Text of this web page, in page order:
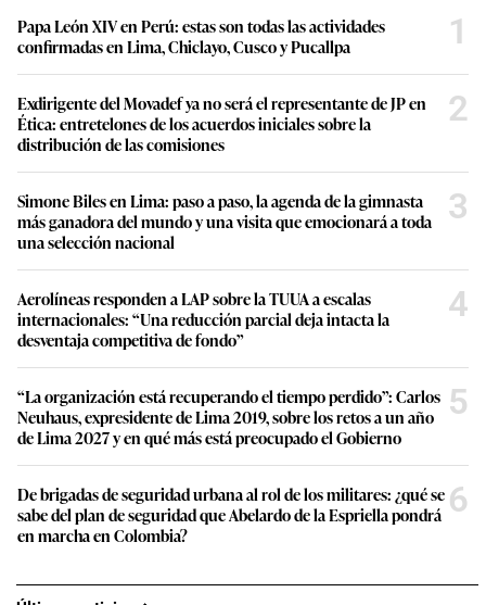
Papa León XIV en Perú: estas son todas las actividades
confirmadas en Lima, Chiclayo, Cusco y Pucallpa
1
Exdirigente del Movadef ya no será el representante de JP en
Ética: entretelones de los acuerdos iniciales sobre la
distribución de las comisiones
2
Simone Biles en Lima: paso a paso, la agenda de la gimnasta
más ganadora del mundo y una visita que emocionará a toda
una selección nacional
3
Aerolíneas responden a LAP sobre la TUUA a escalas
internacionales: “Una reducción parcial deja intacta la
desventaja competitiva de fondo”
4
“La organización está recuperando el tiempo perdido”: Carlos
Neuhaus, expresidente de Lima 2019, sobre los retos a un año
de Lima 2027 y en qué más está preocupado el Gobierno
5
De brigadas de seguridad urbana al rol de los militares: ¿qué se
sabe del plan de seguridad que Abelardo de la Espriella pondrá
en marcha en Colombia?
6